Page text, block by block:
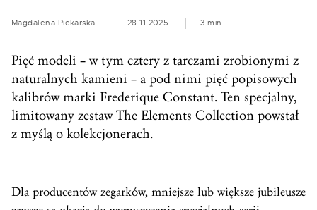
Magdalena Piekarska 28.11.2025 3 min.
Pięć modeli – w tym cztery z tarczami zrobionymi z
naturalnych kamieni – a pod nimi pięć popisowych
kalibrów marki Frederique Constant. Ten specjalny,
limitowany zestaw The Elements Collection powstał
z myślą o kolekcjonerach.
Dla producentów zegarków, mniejsze lub większe jubileusze